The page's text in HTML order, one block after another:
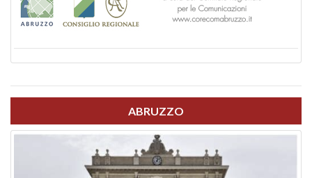
ABRUZZO